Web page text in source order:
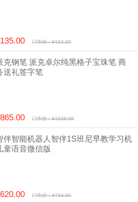
门市价：¥162.00
克钢笔 派克卓尔纯黑格子宝珠笔 商
送礼签字笔
门市价：¥1038.00
伴智能机器人智伴1S班尼早教学习机
童语音微信版
门市价：¥744.00